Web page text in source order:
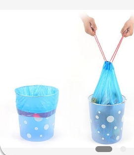
পণ্য
আমাদের
সম্পর্কে